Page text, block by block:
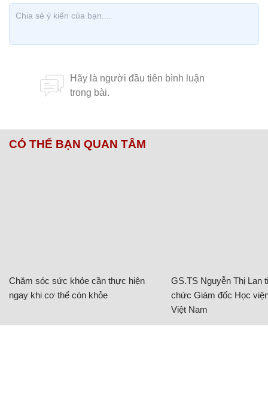
CÓ THỂ BẠN QUAN TÂM
Chăm sóc sức khỏe cần thực hiện
ngay khi cơ thể còn khỏe
GS.TS Nguyễn Thị Lan
chức Giám đốc Học
Việt Nam